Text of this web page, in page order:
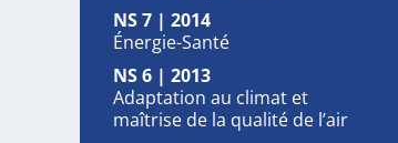
NS 7 | 2014
Énergie-Santé
NS 6 | 2013
Adaptation au climat et
maîtrise de la qualité de l’air